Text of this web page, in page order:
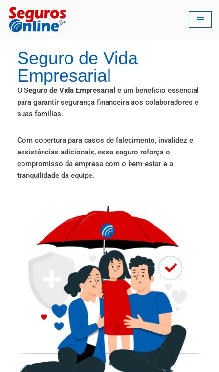
Pular
conteúdo
Seguro de Vida
Empresarial
O Seguro de Vida Empresarial é um benefício essencial
para garantir segurança financeira aos colaboradores e
suas famílias.
Com cobertura para casos de falecimento, invalidez e
assistências adicionais, esse seguro reforça o
compromisso da empresa com o bem-estar e a
tranquilidade da equipe.